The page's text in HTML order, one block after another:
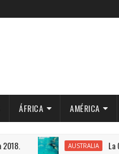
ÁFRICA AMÉRICA
AUSTRALIA La Gran Barrera de